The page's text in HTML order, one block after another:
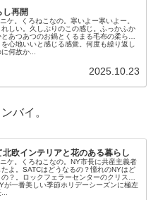
し再開
ケ。くろねこなの。寒いよー寒いよー。
しい。久しぶりのこの感じ。ふっかふか
あつあつのお鍋とくるまる毛布の柔らか
心地いいと感じる感覚。何度も繰り返し
何故か...
2025.10.23
バイ。
北欧インテリアと花のある暮らし
ケ。くろねこなの。NY市長に共産主義者
よ。SATCはどうなるの？憧れのNYはど
？。ロックフェラーセンターのクリスマ
が一番美しい季節ホリデーシーズンに極左